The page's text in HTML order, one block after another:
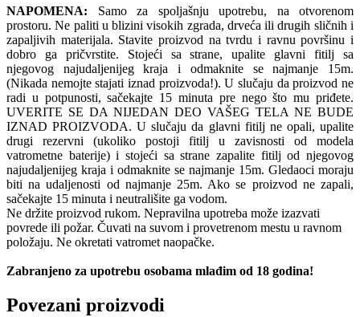
NAPOMENA: Samo za spoljašnju upotrebu, na otvorenom
prostoru. Ne paliti u blizini visokih zgrada, drveća ili drugih sličnih i
zapaljivih materijala. Stavite proizvod na tvrdu i ravnu površinu i
dobro ga pričvrstite. Stojeći sa strane, upalite glavni fitilj sa
njegovog najudaljenijeg kraja i odmaknite se najmanje 15m.
(Nikada nemojte stajati iznad proizvoda!). U slučaju da proizvod ne
radi u potpunosti, sačekajte 15 minuta pre nego što mu priđete.
UVERITE SE DA NIJEDAN DEO VAŠEG TELA NE BUDE
IZNAD PROIZVODA. U slučaju da glavni fitilj ne opali, upalite
drugi rezervni (ukoliko postoji fitilj u zavisnosti od modela
vatrometne baterije) i stojeći sa strane zapalite fitilj od njegovog
najudaljenijeg kraja i odmaknite se najmanje 15m. Gledaoci moraju
biti na udaljenosti od najmanje 25m. Ako se proizvod ne zapali,
sačekajte 15 minuta i neutrališite ga vodom.
Ne držite proizvod rukom. Nepravilna upotreba može izazvati
povrede ili požar. Čuvati na suvom i provetrenom mestu u ravnom
položaju. Ne okretati vatromet naopačke.
Zabranjeno za upotrebu osobama mlađim od 18 godina!
Povezani proizvodi